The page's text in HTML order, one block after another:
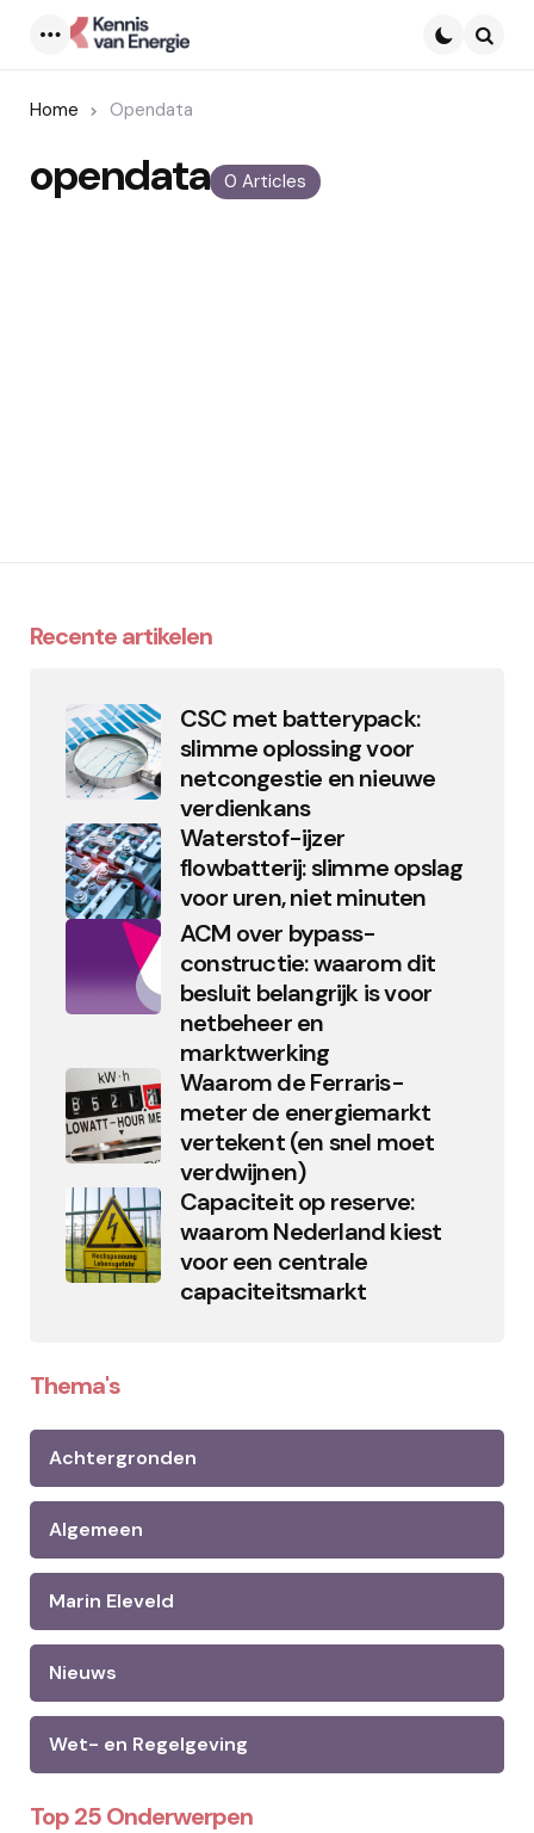
Home Opendata
0 Articles
opendata
Recente artikelen
CSC met batterypack:
slimme oplossing voor
netcongestie en nieuwe
verdienkans
Waterstof-ijzer
flowbatterij: slimme opslag
voor uren, niet minuten
ACM over bypass-
constructie: waarom dit
besluit belangrijk is voor
netbeheer en
marktwerking
Waarom de Ferraris-
meter de energiemarkt
vertekent (en snel moet
verdwijnen)
Capaciteit op reserve:
waarom Nederland kiest
voor een centrale
capaciteitsmarkt
Thema's
Achtergronden
Algemeen
Marin Eleveld
Nieuws
Wet- en Regelgeving
Top 25 Onderwerpen